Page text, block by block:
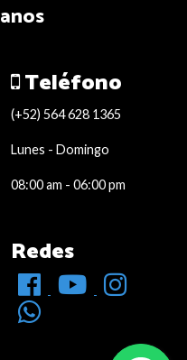
Teléfono
(+52) 564 628 1365
Lunes - Domingo
08:00 am - 06:00 pm
Redes